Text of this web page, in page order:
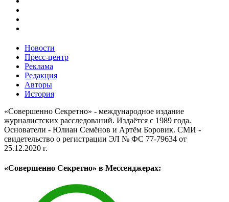
Новости
Пресс-центр
Реклама
Редакция
Авторы
История
«Совершенно Секретно» - международное издание
журналистских расследований. Издаётся с 1989 года.
Основатели - Юлиан Семёнов и Артём Боровик. CМИ -
свидетельство о регистрации ЭЛ № ФС 77-79634 от
25.12.2020 г.
«Совершенно Секретно» в Мессенджерах: